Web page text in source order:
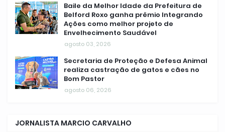
Baile da Melhor Idade da Prefeitura de
Belford Roxo ganha prêmio Integrando
Ações como melhor projeto de
Envelhecimento Saudável
agosto 03, 2026
Secretaria de Proteção e Defesa Animal
realiza castração de gatos e cães no
Bom Pastor
agosto 06, 2026
JORNALISTA MARCIO CARVALHO